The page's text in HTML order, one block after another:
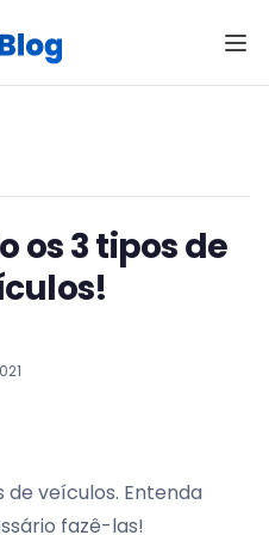
os 3 tipos de
de veículos. Entenda
fazê-las!